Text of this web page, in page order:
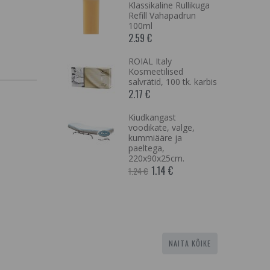
Klassikaline Rullikuga
Refill Vahapadrun
100ml
2.59 €
ROIAL Italy
Kosmeetilised
salvrätid, 100 tk. karbis
2.17 €
Kiudkangast
voodikate, valge,
kummiääre ja
paeltega,
220x90x25cm.
1.24 € 1.14 €
NAITA KÕIKE